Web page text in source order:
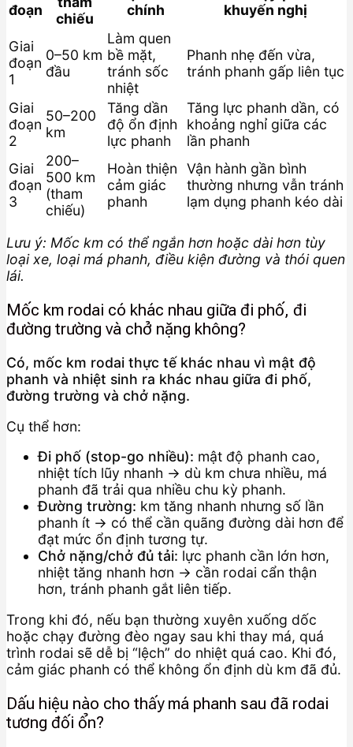
đoạn
chiếu
chính
khuyến nghị
Giai
đoạn
1
0–50 km
đầu
Làm quen
bề mặt,
tránh sốc
nhiệt
Phanh nhẹ đến vừa,
tránh phanh gấp liên tục
Giai
đoạn
2
50–200
km
Tăng dần
độ ổn định
lực phanh
Tăng lực phanh dần, có
khoảng nghỉ giữa các
lần phanh
Giai
đoạn
3
200–
500 km
(tham
chiếu)
Hoàn thiện
cảm giác
phanh
Vận hành gần bình
thường nhưng vẫn tránh
lạm dụng phanh kéo dài
Lưu ý: Mốc km có thể ngắn hơn hoặc dài hơn tùy
loại xe, loại má phanh, điều kiện đường và thói quen
lái.
Mốc km rodai có khác nhau giữa đi phố, đi
đường trường và chở nặng không?
Có, mốc km rodai thực tế khác nhau vì mật độ
phanh và nhiệt sinh ra khác nhau giữa đi phố,
đường trường và chở nặng.
Cụ thể hơn:
Đi phố (stop-go nhiều): mật độ phanh cao,
nhiệt tích lũy nhanh → dù km chưa nhiều, má
phanh đã trải qua nhiều chu kỳ phanh.
Đường trường: km tăng nhanh nhưng số lần
phanh ít → có thể cần quãng đường dài hơn để
đạt mức ổn định tương tự.
Chở nặng/chở đủ tải: lực phanh cần lớn hơn,
nhiệt tăng nhanh hơn → cần rodai cẩn thận
hơn, tránh phanh gắt liên tiếp.
Trong khi đó, nếu bạn thường xuyên xuống dốc
hoặc chạy đường đèo ngay sau khi thay má, quá
trình rodai sẽ dễ bị “lệch” do nhiệt quá cao. Khi đó,
cảm giác phanh có thể không ổn định dù km đã đủ.
Dấu hiệu nào cho thấy má phanh sau đã rodai
tương đối ổn?